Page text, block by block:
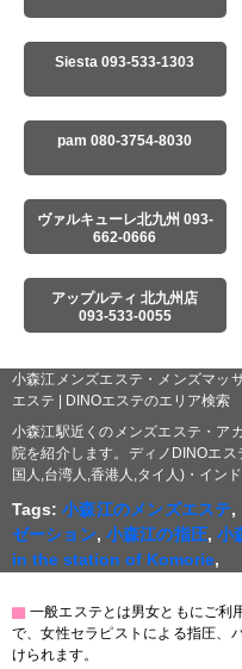
Siesta 093-533-1303
pam 080-3754-8030
ヴァルキューレ北九州 093-
662-0666
アップルティ 北九州店
093-533-0055
小森江メンズエステ・メンズマッ
エステ | DINOエステのエリア検索
小森江駅近くのメンズエステ・ア
院を紹介します。ディノDINOエ
国人,台湾人,香港人,タイ人)・イン
Tags:小森江のメンズエステ,
ゼーション, 小森江の指圧,小
in the station of Komorie,
▇ 一般エステとは男女ともにご利
で、女性セラピストによる指圧、
けられます。